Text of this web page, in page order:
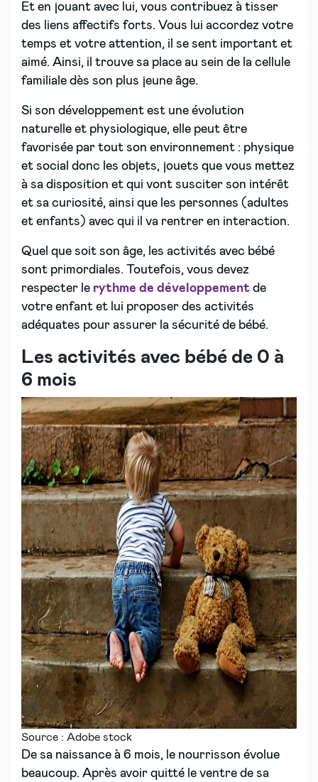
Et en jouant avec lui, vous contribuez à tisser
des liens affectifs forts. Vous lui accordez votre
temps et votre attention, il se sent important et
aimé. Ainsi, il trouve sa place au sein de la cellule
familiale dès son plus jeune âge.
Si son développement est une évolution
naturelle et physiologique, elle peut être
favorisée par tout son environnement : physique
et social donc les objets, jouets que vous mettez
à sa disposition et qui vont susciter son intérêt
et sa curiosité, ainsi que les personnes (adultes
et enfants) avec qui il va rentrer en interaction.
Quel que soit son âge, les activités avec bébé
sont primordiales. Toutefois, vous devez
respecter le rythme de développement de
votre enfant et lui proposer des activités
adéquates pour assurer la sécurité de bébé.
Les activités avec bébé de 0 à
6 mois
Source : Adobe stock
De sa naissance à 6 mois, le nourrisson évolue
beaucoup. Après avoir quitté le ventre de sa